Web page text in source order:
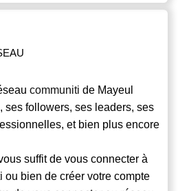
communiti de Mayeul
ses followers, ses leaders, ses
et bien plus encore
suffit de vous connecter à
ou bien de créer votre compte